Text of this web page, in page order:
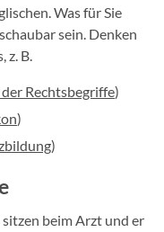
Was für Sie
sein. Denken
z. B.
Rechtsbegriffe)
)
)
sitzen beim Arzt und er